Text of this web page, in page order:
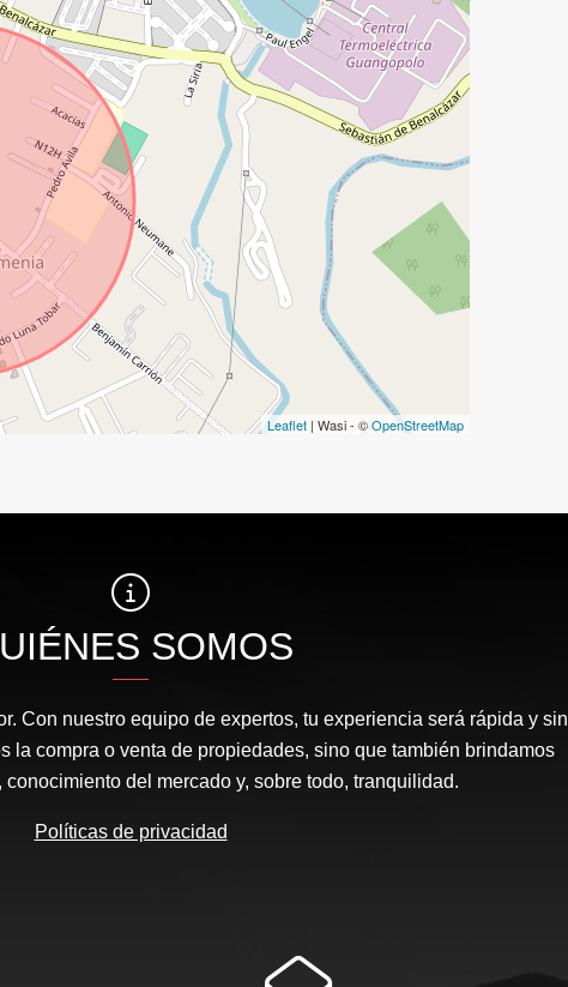
Leaflet | Wasi - ©OpenStreetMap
SOMOS
Con nuestro equipo de expertos, tu experiencia será rápida y sin
la compra o venta de propiedades, sino que también brindamos
del mercado y, sobre todo, tranquilidad.
Políticas de privacidad